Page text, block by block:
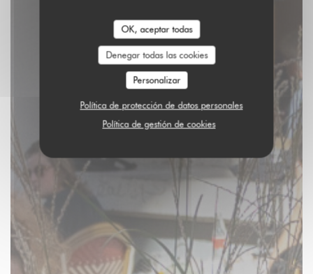
OK, aceptar todas
Denegar todas las cookies
Personalizar
Política de protección de datos personales
Política de gestión de cookies